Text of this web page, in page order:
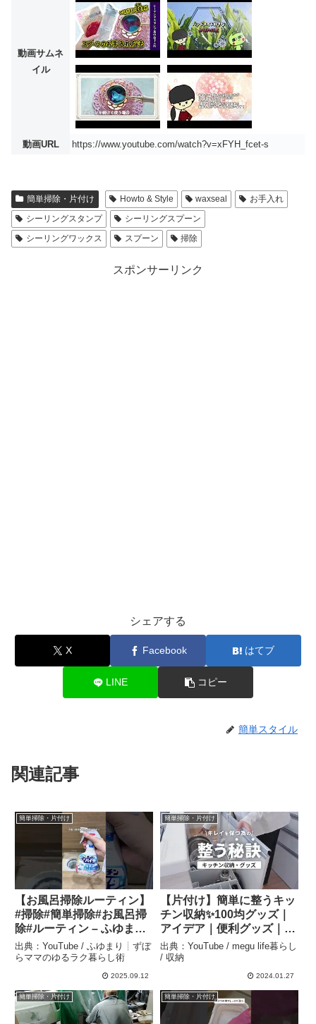
動画サムネ
イル
動画URL https://www.youtube.com/watch?v=xFYH_fcet-s
簡単掃除・片付け Howto & Style waxseal
お手入れ
シーリングスタンプ
シーリングスプーン
シーリングワックス
スプーン 掃除
スポンサーリンク
シェアする
X Facebook はてブ
LINE コピー
簡単スタイル
関連記事
簡単掃除・片付け
【お風呂掃除ルーティン】
#掃除#簡単掃除#お風呂掃
除#ルーティン – ふゆまり
┊︎ずぼらママのゆるラク暮
らし術
出典：YouTube / ふゆまり┊︎ずぼ
らママのゆるラク暮らし術
2025.09.12
簡単掃除・片付け
【片付け】簡単に整うキッ
チン収納✨100均グッズ｜
アイデア｜便利グッズ｜ス
ッキリ – megu life暮らし /
収納
出典：YouTube / megu life暮らし
/ 収納
2024.01.27
簡単掃除・片付け 簡単掃除・片付け